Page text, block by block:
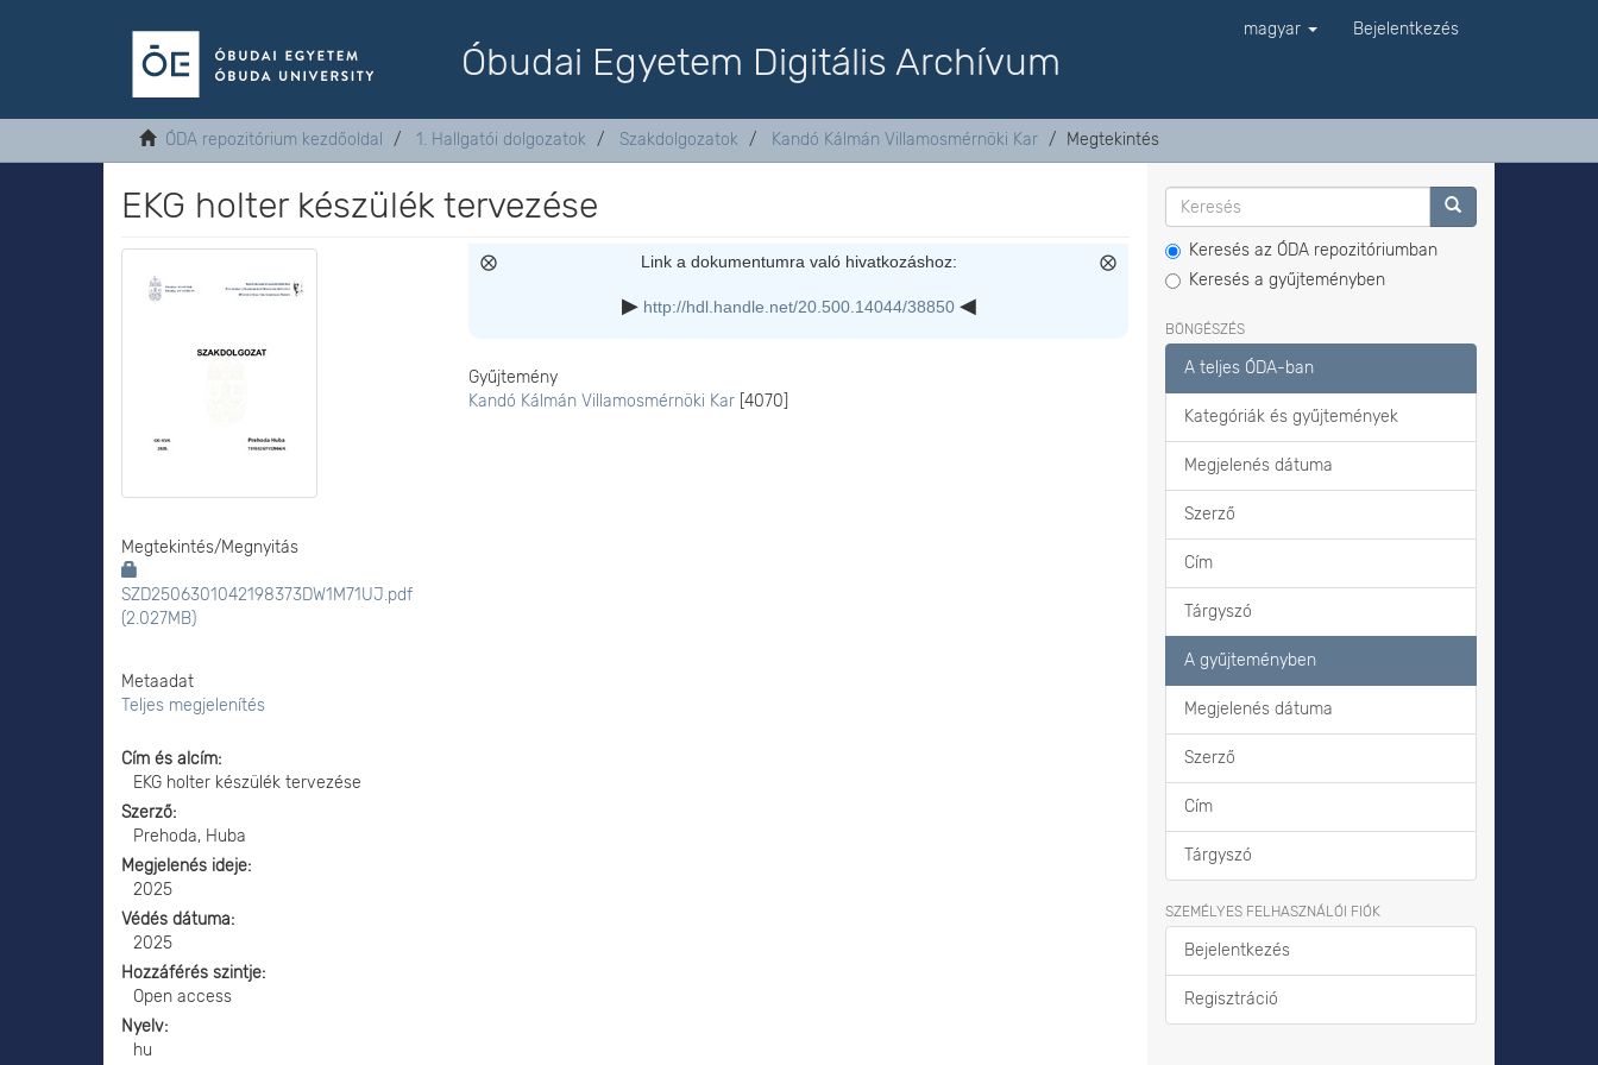
Óbudai Egyetem Digitális Archívum
magyar Bejelentkezés
ÓDA repozitórium kezdőoldal 1. Hallgatói dolgozatok Szakdolgozatok Kandó Kálmán Villamosmérnöki Kar Megtekintés
EKG holter készülék tervezése
Megtekintés/Megnyitás
SZD2506301042198373DW1M71UJ.pdf
(2.027MB)
Metaadat
Teljes megjelenítés
Link a dokumentumra való hivatkozáshoz:
http://hdl.handle.net/20.500.14044/38850
Gyűjtemény
Kandó Kálmán Villamosmérnöki Kar [4070]
Cím és alcím
EKG holter készülék tervezése
Szerző
Prehoda, Huba
Megjelenés ideje
2025
Védés dátuma
2025
Hozzáférés szintje
Open access
Nyelv
hu
Keresés az ÓDA repozitóriumban
Keresés a gyűjteményben
BÖNGÉSZÉS
A teljes ÓDA-ban
Kategóriák és gyűjtemények
Megjelenés dátuma
Szerző
Cím
Tárgyszó
A gyűjteményben
Megjelenés dátuma
Szerző
Cím
Tárgyszó
SZEMÉLYES FELHASZNÁLÓI FIÓK
Bejelentkezés
Regisztráció